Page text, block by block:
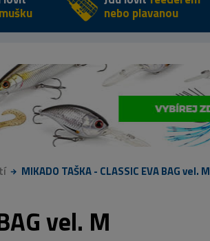
nebo plavanou
MIKADO TAŠKA - CLASSIC EVA BAG vel. M
vel. M